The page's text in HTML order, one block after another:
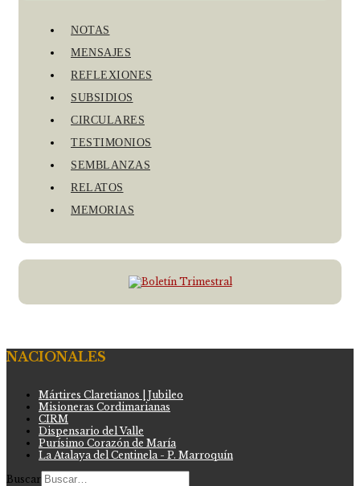
NOTAS
MENSAJES
REFLEXIONES
SUBSIDIOS
CIRCULARES
TESTIMONIOS
SEMBLANZAS
RELATOS
MEMORIAS
NACIONALES
Mártires Claretianos | Jubileo
Misioneras Cordimarianas
CIRM
Dispensario del Valle
Purísimo Corazón de María
La Atalaya del Centinela - P. Marroquín
Buscar